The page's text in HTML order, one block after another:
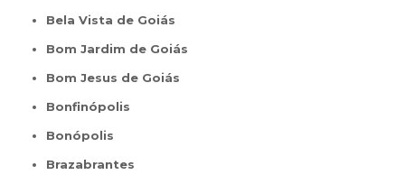
Bela Vista de Goiás
Bom Jardim de Goiás
Bom Jesus de Goiás
Bonfinópolis
Bonópolis
Brazabrantes